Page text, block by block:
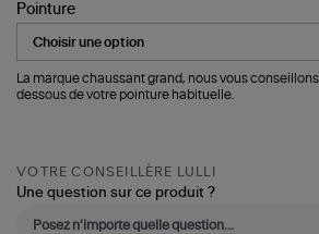
Rouge
Pointure
La marque chaussant grand, nous vous
dessous de votre pointure habituelle.
VOTRE CONSEILLÈRE LULLI
Une question sur ce produit ?